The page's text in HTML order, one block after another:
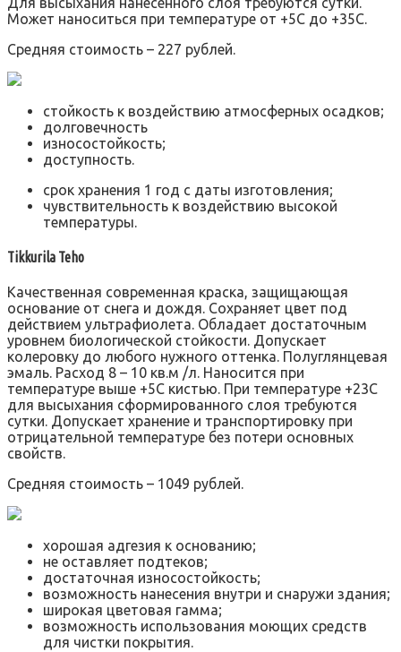
Может наноситься при температуре от +5С до +35С.
Средняя стоимость – 227 рублей.
стойкость к воздействию атмосферных осадков;
долговечность
износостойкость;
доступность.
срок хранения 1 год с даты изготовления;
чувствительность к воздействию высокой
температуры.
Tikkurila Teho
Качественная современная краска, защищающая
основание от снега и дождя. Сохраняет цвет под
действием ультрафиолета. Обладает достаточным
уровнем биологической стойкости. Допускает
колеровку до любого нужного оттенка. Полуглянцевая
эмаль. Расход 8 – 10 кв.м /л. Наносится при
температуре выше +5С кистью. При температуре +23С
для высыхания сформированного слоя требуются
сутки. Допускает хранение и транспортировку при
отрицательной температуре без потери основных
свойств.
Средняя стоимость – 1049 рублей.
хорошая адгезия к основанию;
не оставляет подтеков;
достаточная износостойкость;
возможность нанесения внутри и снаружи здания;
широкая цветовая гамма;
возможность использования моющих средств
для чистки покрытия.